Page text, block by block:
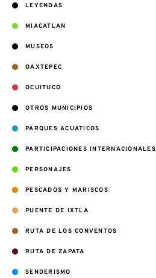
LEYENDAS
MIACATLAN
MUSEOS
OAXTEPEC
OCUITUCO
OTROS MUNICIPIOS
PARQUES ACUATICOS
PARTICIPACIONES INTERNACIONALES
PERSONAJES
PESCADOS Y MARISCOS
PUENTE DE IXTLA
RUTA DE LOS CONVENTOS
RUTA DE ZAPATA
SENDERISMO